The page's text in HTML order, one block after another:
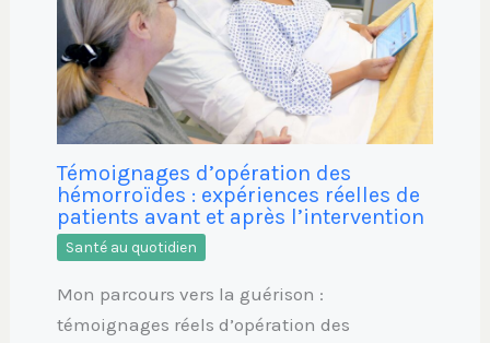
Témoignages d’opération des
hémorroïdes : expériences réelles de
patients avant et après l’intervention
Santé au quotidien
Mon parcours vers la guérison :
témoignages réels d’opération des